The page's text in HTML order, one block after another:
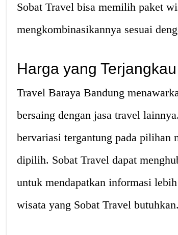
Sobat Travel bisa memilih paket
mengkombinasikannya sesuai
Harga yang Terjangkau
Travel Baraya Bandung
bersaing dengan jasa travel
bervariasi tergantung pada pilihan
dipilih. Sobat Travel dapat
untuk mendapatkan informasi
wisata yang Sobat Travel butuhkan.